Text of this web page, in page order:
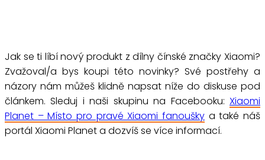
Jak se ti líbí nový produkt z dílny čínské značky Xiaomi?
Zvažoval/a bys koupi této novinky? Své postřehy a
názory nám můžeš klidně napsat níže do diskuse pod
článkem. Sleduj i naši skupinu na Facebooku: Xiaomi
Planet – Místo pro pravé Xiaomi fanoušky a také náš
portál Xiaomi Planet a dozvíš se více informací.